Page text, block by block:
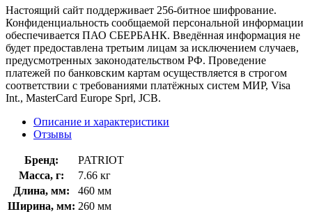
Настоящий сайт поддерживает 256-битное шифрование.
Конфиденциальность сообщаемой персональной информации
обеспечивается ПАО СБЕРБАНК. Введённая информация не
будет предоставлена третьим лицам за исключением случаев,
предусмотренных законодательством РФ. Проведение
платежей по банковским картам осуществляется в строгом
соответствии с требованиями платёжных систем МИР, Visa
Int., MasterCard Europe Sprl, JCB.
Описание и характеристики
Отзывы
Бренд:
PATRIOT
Масса, г:
7.66 кг
Длина, мм:
460 мм
Ширина, мм: 260 мм